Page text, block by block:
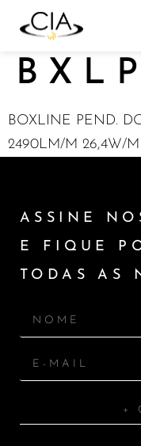
BOXLINE PEND.
2490LM/M 26,4W/
ASSINE
E FIQUE
TODAS AS
+